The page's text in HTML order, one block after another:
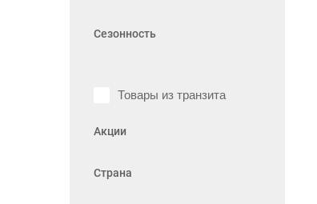
Сезонность
Товары из транзита
Акции
Страна